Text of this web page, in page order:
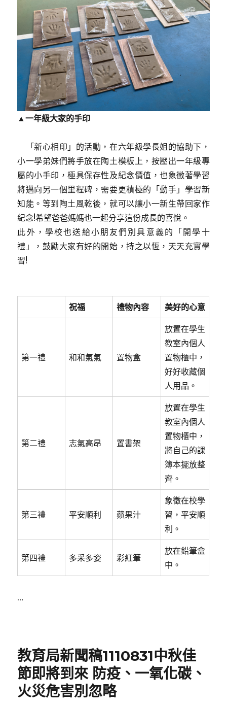
▲一年級大家的手印
「新心相印」的活動，在六年級學長姐的協助下，
小一學弟妹們將手放在陶土模板上，按壓出一年級專
屬的小手印，極具保存性及紀念價值，也象徵著學習
將邁向另一個里程碑，需要更積極的「動手」學習新
知能。等到陶土風乾後，就可以讓小一新生帶回家作
紀念!希望爸爸媽媽也一起分享這份成長的喜悅。
此外，學校也送給小朋友們別具意義的「開學十
禮」，鼓勵大家有好的開始，持之以恆，天天充實學
習!
祝福 禮物內容 美好的心意
第一禮 和和氣氣 置物盒
放置在學生
教室內個人
置物櫃中，
好好收藏個
人用品。
第二禮 志氣高昂 置書架
放置在學生
教室內個人
置物櫃中，
將自己的課
簿本擺放整
齊。
第三禮 平安順利 蘋果汁
象徵在校學
習，平安順
利。
第四禮 多采多姿 彩紅筆
放在鉛筆盒
中。
…
教育局新聞稿1110831中秋佳
節即將到來 防疫、一氧化碳、
火災危害別忽略